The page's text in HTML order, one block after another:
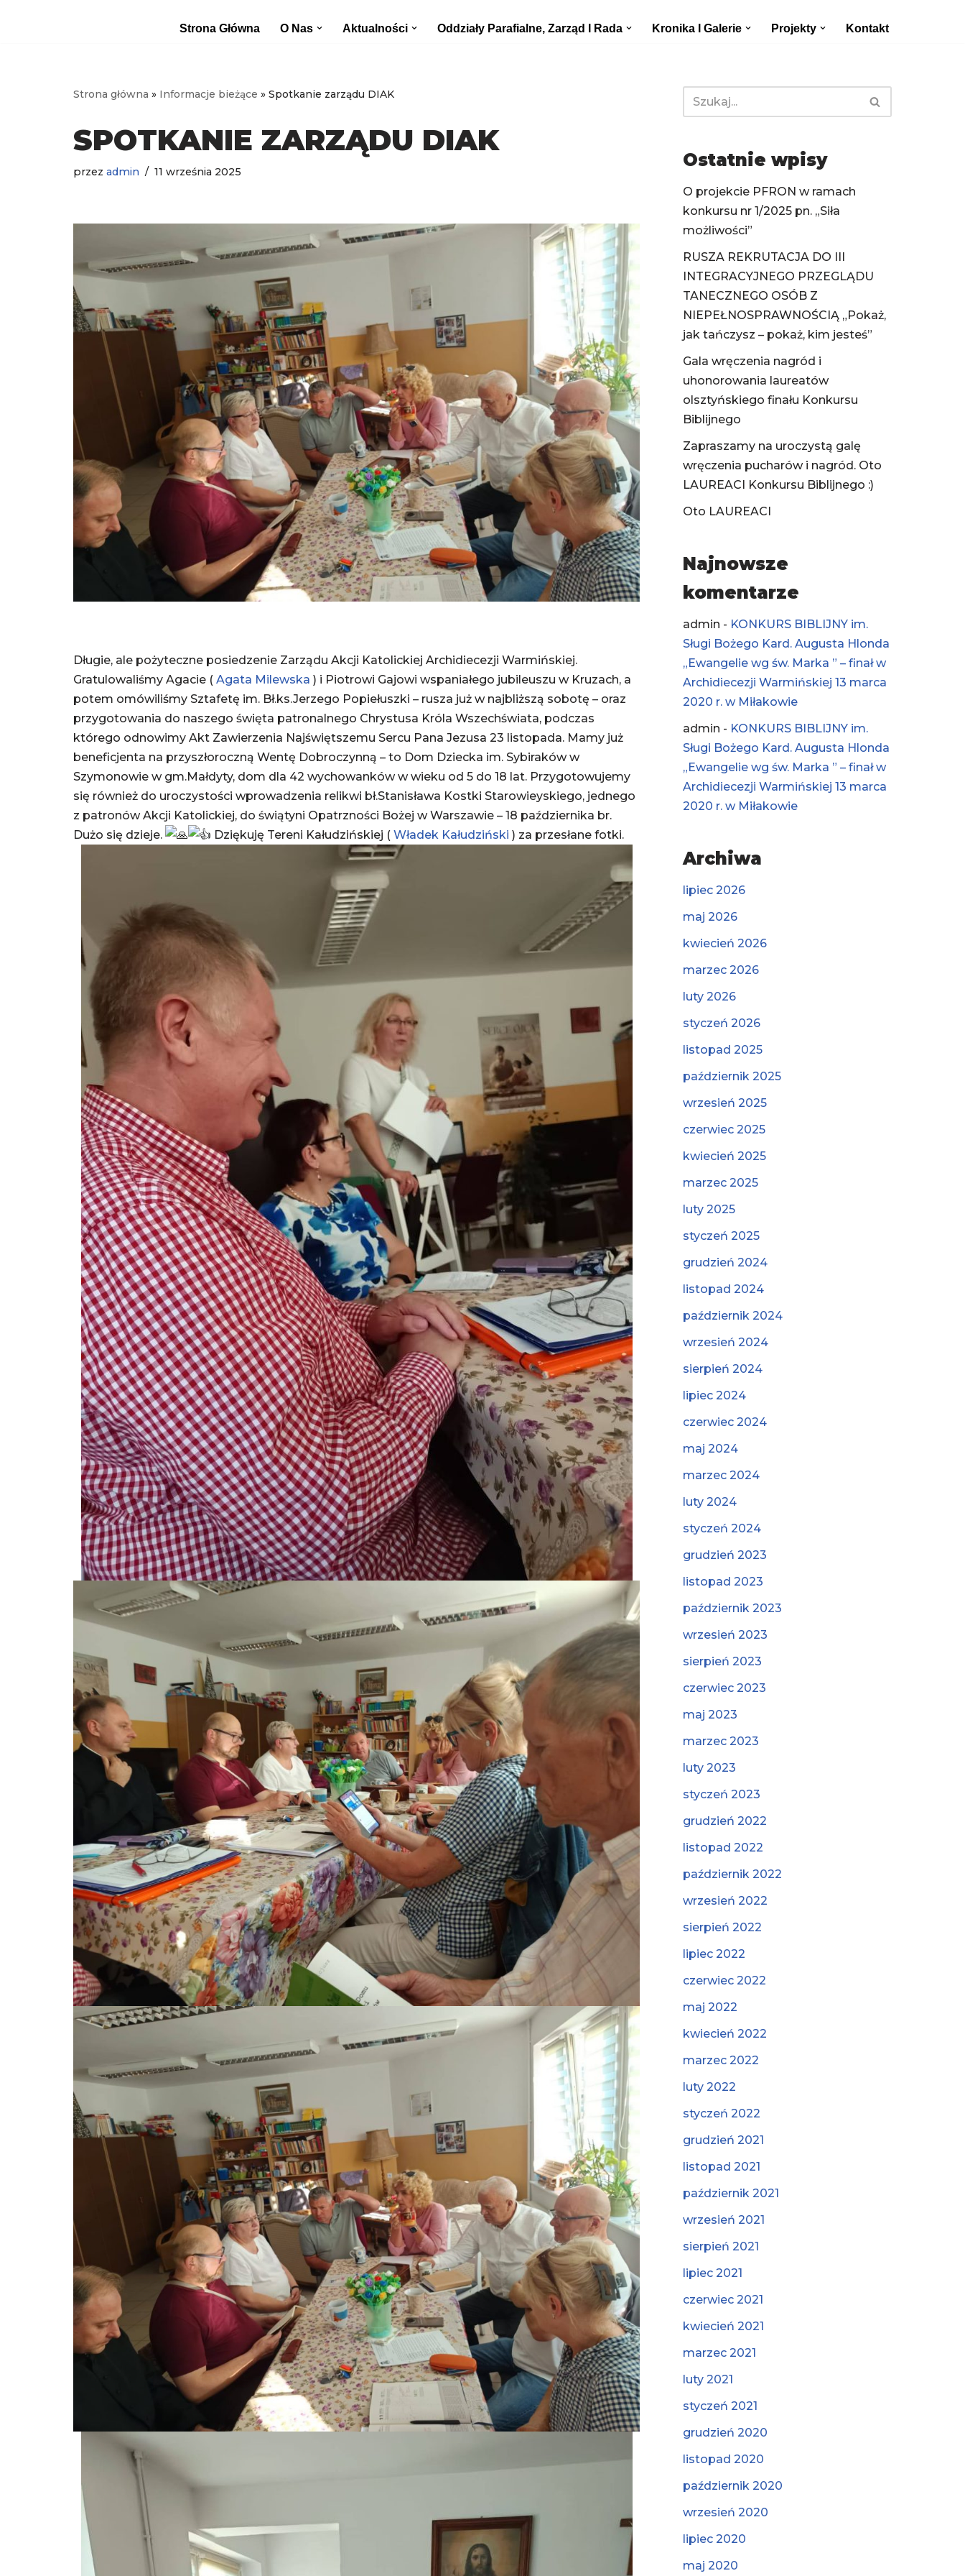
Strona Główna O Nas Aktualności Oddziały Parafialne, Zarząd I Rada Kronika I Galerie Projekty Kontakt
Strona główna » Informacje bieżące » Spotkanie zarządu DIAK
SPOTKANIE ZARZĄDU DIAK
przez admin 11 września 2025
Długie, ale pożyteczne posiedzenie Zarządu Akcji Katolickiej Archidiecezji Warmińskiej.
Gratulowaliśmy Agacie ( Agata Milewska ) i Piotrowi Gajowi wspaniałego jubileuszu w Kruzach, a
potem omówiliśmy Sztafetę im. Bł.ks.Jerzego Popiełuszki – rusza już w najbliższą sobotę – oraz
przygotowania do naszego święta patronalnego Chrystusa Króla Wszechświata, podczas
którego odnowimy Akt Zawierzenia Najświętszemu Sercu Pana Jezusa 23 listopada. Mamy już
beneficjenta na przyszłoroczną Wentę Dobroczynną – to Dom Dziecka im. Sybiraków w
Szymonowie w gm.Małdyty, dom dla 42 wychowanków w wieku od 5 do 18 lat. Przygotowujemy
się również do uroczystości wprowadzenia relikwi bł.Stanisława Kostki Starowieyskiego, jednego
z patronów Akcji Katolickiej, do świątyni Opatrzności Bożej w Warszawie – 18 października br.
Dużo się dzieje.
Dziękuję Tereni Kałudzińskiej ( Władek Kałudziński ) za przesłane fotki.
Ostatnie wpisy
O projekcie PFRON w ramach
konkursu nr 1/2025 pn. „Siła
możliwości”
RUSZA REKRUTACJA DO III
INTEGRACYJNEGO PRZEGLĄDU
TANECZNEGO OSÓB Z
NIEPEŁNOSPRAWNOŚCIĄ „Pokaż,
jak tańczysz – pokaż, kim jesteś”
Gala wręczenia nagród i
uhonorowania laureatów
olsztyńskiego finału Konkursu
Biblijnego
Zapraszamy na uroczystą galę
wręczenia pucharów i nagród. Oto
LAUREACI Konkursu Biblijnego :)
Oto LAUREACI
Najnowsze
komentarze
admin - KONKURS BIBLIJNY im.
Sługi Bożego Kard. Augusta Hlonda
„Ewangelie wg św. Marka ” – finał w
Archidiecezji Warmińskiej 13 marca
2020 r. w Miłakowie
admin - KONKURS BIBLIJNY im.
Sługi Bożego Kard. Augusta Hlonda
„Ewangelie wg św. Marka ” – finał w
Archidiecezji Warmińskiej 13 marca
2020 r. w Miłakowie
Archiwa
lipiec 2026
maj 2026
kwiecień 2026
marzec 2026
luty 2026
styczeń 2026
listopad 2025
październik 2025
wrzesień 2025
czerwiec 2025
kwiecień 2025
marzec 2025
luty 2025
styczeń 2025
grudzień 2024
listopad 2024
październik 2024
wrzesień 2024
sierpień 2024
lipiec 2024
czerwiec 2024
maj 2024
marzec 2024
luty 2024
styczeń 2024
grudzień 2023
listopad 2023
październik 2023
wrzesień 2023
sierpień 2023
czerwiec 2023
maj 2023
marzec 2023
luty 2023
styczeń 2023
grudzień 2022
listopad 2022
październik 2022
wrzesień 2022
sierpień 2022
lipiec 2022
czerwiec 2022
maj 2022
kwiecień 2022
marzec 2022
luty 2022
styczeń 2022
grudzień 2021
listopad 2021
październik 2021
wrzesień 2021
sierpień 2021
lipiec 2021
czerwiec 2021
kwiecień 2021
marzec 2021
luty 2021
styczeń 2021
grudzień 2020
listopad 2020
październik 2020
wrzesień 2020
lipiec 2020
maj 2020